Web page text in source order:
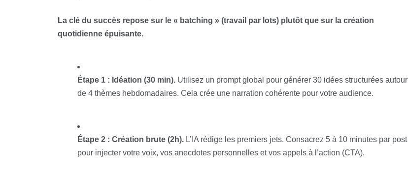
La clé du succès repose sur le « batching » (travail par lots) plutôt que sur la création
quotidienne épuisante.
Étape 1 : Idéation (30 min). Utilisez un prompt global pour générer 30 idées structurées autour
de 4 thèmes hebdomadaires. Cela crée une narration cohérente pour votre audience.
Étape 2 : Création brute (2h). L’IA rédige les premiers jets. Consacrez 5 à 10 minutes par post
pour injecter votre voix, vos anecdotes personnelles et vos appels à l’action (CTA).